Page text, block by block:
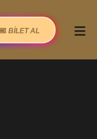
BİLET AL